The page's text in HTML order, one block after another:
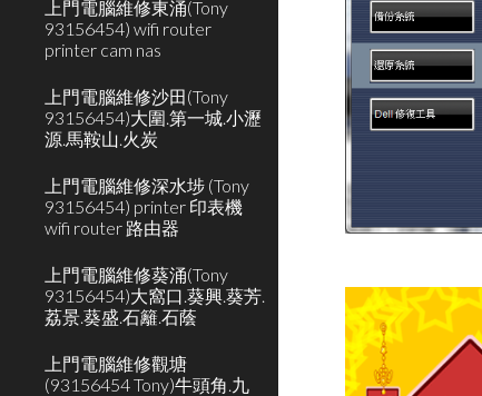
上門電腦維修東涌(Tony
93156454) wifi router
printer cam nas
上門電腦維修沙田(Tony
93156454)大圍.第一城.小瀝
源.馬鞍山.火炭
上門電腦維修深水埗 (Tony
93156454) printer 印表機
wifi router 路由器
上門電腦維修葵涌(Tony
93156454)大窩口.葵興.葵芳.
荔景.葵盛.石籬.石蔭
上門電腦維修觀塘
(93156454 Tony)牛頭角.九